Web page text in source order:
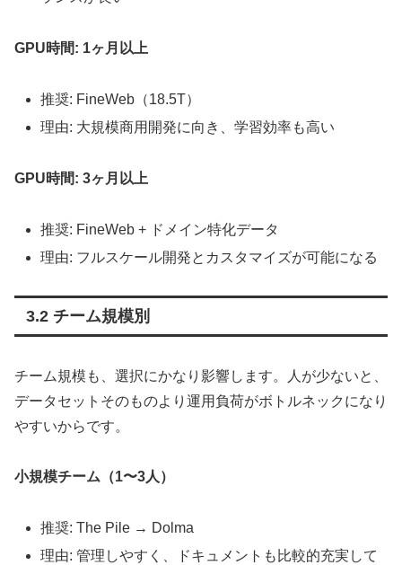
GPU時間: 1ヶ月以上
推奨: FineWeb（18.5T）
理由: 大規模商用開発に向き、学習効率も高い
GPU時間: 3ヶ月以上
推奨: FineWeb + ドメイン特化データ
理由: フルスケール開発とカスタマイズが可能になる
3.2 チーム規模別
チーム規模も、選択にかなり影響します。人が少ないと、
データセットそのものより運用負荷がボトルネックになり
やすいからです。
小規模チーム（1〜3人）
推奨: The Pile → Dolma
理由: 管理しやすく、ドキュメントも比較的充実して